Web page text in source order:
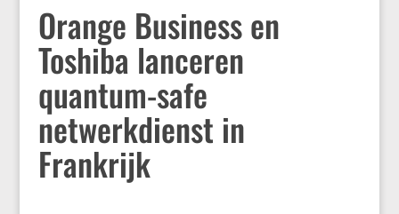
Orange Business en
Toshiba lanceren
quantum-safe
netwerkdienst in
Frankrijk